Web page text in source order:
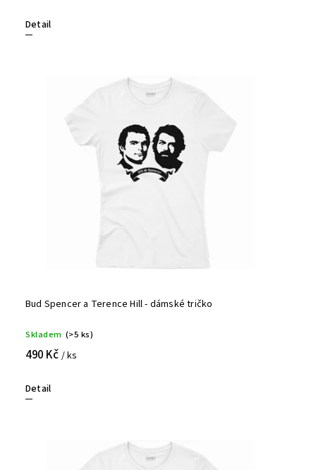
Detail
Bud Spencer a Terence Hill - dámské tričko
Skladem (>5 ks)
490 Kč / ks
Detail